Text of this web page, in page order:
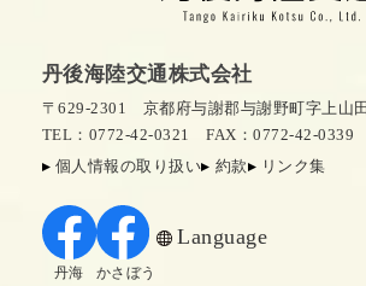
丹後海陸交通株式会社
〒629-2301 京都府与謝郡与謝野町字上山
TEL：0772-42-0321
FAX：0772-42-0339
個人情報の取り扱い
約款 リンク集
Language
丹海 かさぼう